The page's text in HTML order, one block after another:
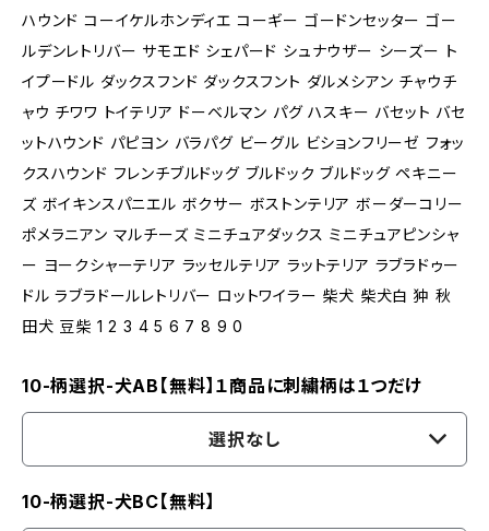
ハウンド コーイケルホンディエ コーギー ゴードンセッター ゴー
ルデンレトリバー サモエド シェパード シュナウザー シーズー ト
イプードル ダックスフンド ダックスフント ダルメシアン チャウチ
ャウ チワワ トイテリア ドーベルマン パグ ハスキー バセット バセ
ットハウンド パピヨン バラパグ ビーグル ビションフリーゼ フォッ
クスハウンド フレンチブルドッグ ブルドック ブルドッグ ペキニー
ズ ボイキンスパニエル ボクサー ボストンテリア ボーダーコリー
ポメラニアン マルチーズ ミニチュアダックス ミニチュアピンシャ
ー ヨークシャーテリア ラッセルテリア ラットテリア ラブラドゥー
ドル ラブラドールレトリバー ロットワイラー 柴犬 柴犬白 狆 秋
田犬 豆柴 1 2 3 4 5 6 7 8 9 0
10-柄選択-犬AB【無料】１商品に刺繍柄は１つだけ
選択なし
10-柄選択-犬BC【無料】